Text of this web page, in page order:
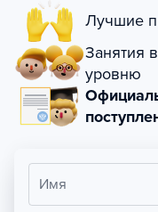
Лучшие
Занятия
уровню
Имя